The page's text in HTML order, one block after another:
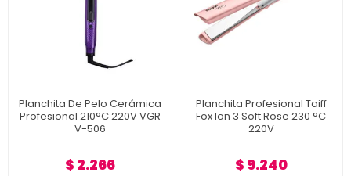
Planchita De Pelo Cerámica
Profesional 210°C 220V VGR
V-506
$ 2.266
Planchita Profesional Taiff
Fox Ion 3 Soft Rose 230 °C
220V
$ 9.240